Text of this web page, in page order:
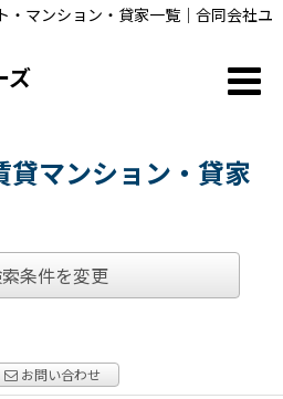
・マンション・貸家一覧｜合同会社ユ
ズ
マンション・貸家
条件を変更
お問い合わせ